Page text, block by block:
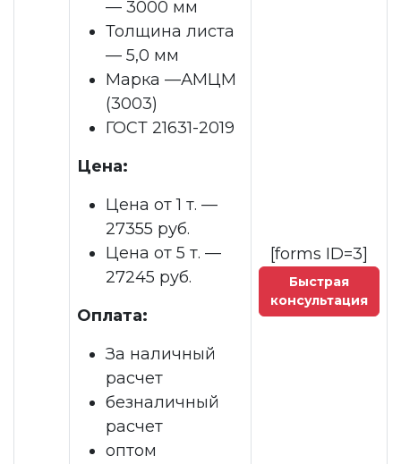
— 3000 мм
Толщина листа
— 5,0 мм
Марка —АМЦМ
(3003)
ГОСТ 21631-2019
Цена:
Цена от 1 т. —
27355 руб.
Цена от 5 т. —
27245 руб.
Оплата:
За наличный
расчет
безналичный
расчет
оптом
[forms ID=3]
Быстрая
консультация